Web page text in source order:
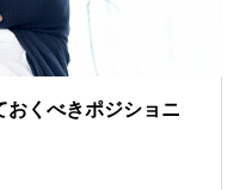
おくべきポジショニ